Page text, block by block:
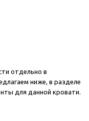
отдельно в
ниже, в разделе
для данной кровати.